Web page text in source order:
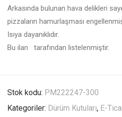
Arkasında bulunan hava delikleri
pizzaların hamurlaşması
Isıya dayanıklıdır.
Bu ilan tarafından listelenmiştir.
Stok kodu: PM222247-300
Kategoriler: Dürüm Kutuları, E-